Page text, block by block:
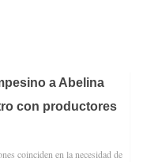
a Abelina
con productores
coinciden en la necesidad de